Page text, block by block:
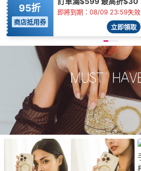
95折
商店抵用券
即將到期：08/09 23:59失效
立即領取